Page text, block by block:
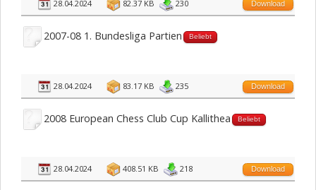
28.04.2024 82.37 KB 230 Download
2007-08 1. Bundesliga Partien Beliebt
28.04.2024 83.17 KB 235 Download
2008 European Chess Club Cup Kallithea Beliebt
28.04.2024 408.51 KB 218 Download